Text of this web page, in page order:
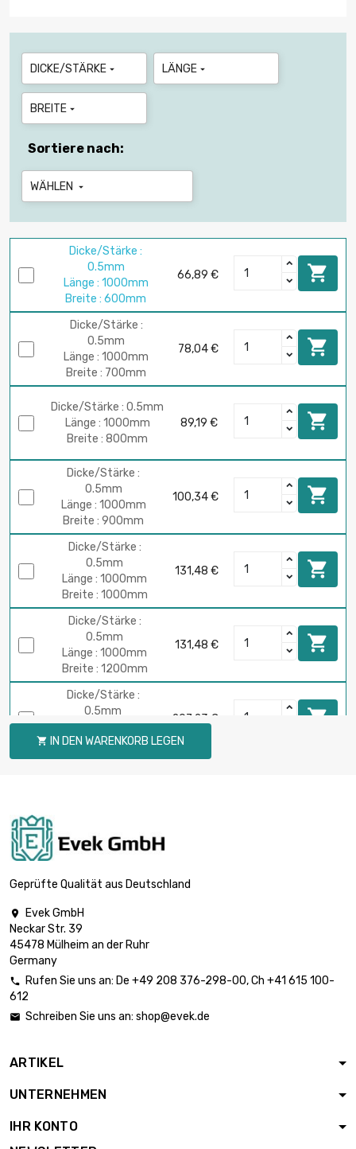
DICKE/STÄRKE  LÄNGE 
BREITE 
Sortiere nach:
WÄHLEN 
Dicke/Stärke :
0.5mm
Länge : 1000mm
Breite : 600mm
66,89 € 
Dicke/Stärke :
0.5mm
Länge : 1000mm
Breite : 700mm
78,04 € 
Dicke/Stärke : 0.5mm
Länge : 1000mm
Breite : 800mm
89,19 € 
Dicke/Stärke :
0.5mm
Länge : 1000mm
Breite : 900mm
100,34 € 
Dicke/Stärke :
0.5mm
Länge : 1000mm
Breite : 1000mm
131,48 € 
Dicke/Stärke :
0.5mm
Länge : 1000mm
Breite : 1200mm
131,48 € 
Dicke/Stärke :
0.5mm
Länge : 1000mm
Breite : 1500mm
207,23 € 
Dicke/Stärke :
Breite : 2000mm
Länge : 1000mm
Breite : 600mm
Dicke/Stärke :
Dicke/Stärke :
85,83 €
Breite : 800mm
 IN DEN WARENKORB LEGEN
Geprüfte Qualität aus Deutschland

Evek GmbH
Neckar Str. 39
45478 Mülheim an der Ruhr
Germany
 Rufen Sie uns an: De +49 208 376-298-00, Ch +41 615 100-
612
 Schreiben Sie uns an: shop@evek.de
ARTIKEL
UNTERNEHMEN
IHR KONTO